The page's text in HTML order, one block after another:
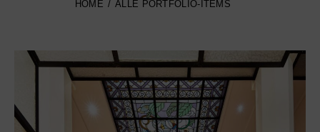
HOME ALLE PORTFOLIO-ITEMS